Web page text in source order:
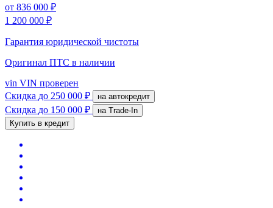
от 836 000 ₽
1 200 000 ₽
Гарантия юридической чистоты
Оригинал ПТС в наличии
vin VIN проверен
Скидка до 250 000 ₽ на автокредит
Скидка до 150 000 ₽
на Trade-In
Купить в кредит